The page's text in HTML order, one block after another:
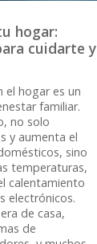
hogar:
cuidarte y
el hogar es un
familiar.
no solo
y aumenta el
sino
temperaturas,
calentamiento
electrónicos.
de casa,
de